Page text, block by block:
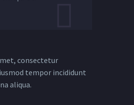
consectetur
tempor incididunt
aliqua.